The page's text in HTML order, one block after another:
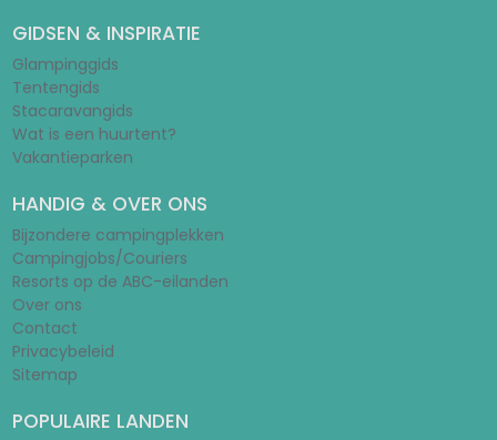
GIDSEN & INSPIRATIE
Glampinggids
Tentengids
Stacaravangids
Wat is een huurtent?
Vakantieparken
HANDIG & OVER ONS
Bijzondere campingplekken
Campingjobs/Couriers
Resorts op de ABC-eilanden
Over ons
Contact
Privacybeleid
Sitemap
POPULAIRE LANDEN